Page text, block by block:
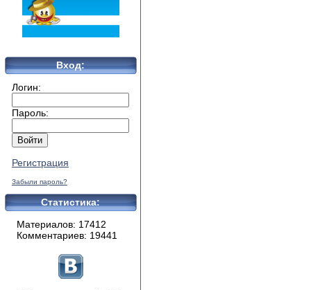
Вход:
Логин:
Пароль:
Регистрация
Забыли пароль?
Статистика:
Материалов: 17412
Комментариев: 19441